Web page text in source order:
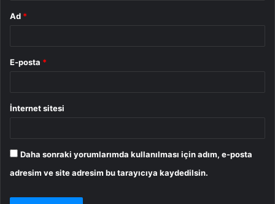
Ad *
E-posta *
İnternet sitesi
Daha sonraki yorumlarımda kullanılması için adım, e-posta
adresim ve site adresim bu tarayıcıya kaydedilsin.